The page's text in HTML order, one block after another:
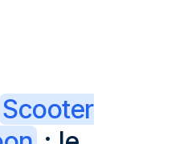
Scooter